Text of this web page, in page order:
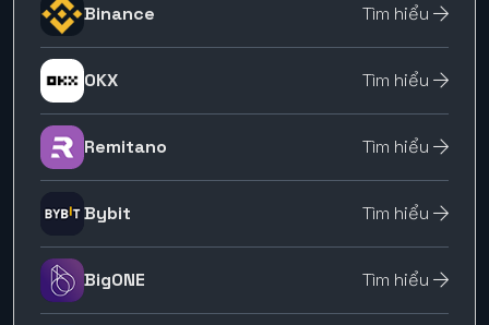
Binance Tìm hiểu
OKX Tìm hiểu
Remitano Tìm hiểu
Bybit Tìm hiểu
BigONE Tìm hiểu